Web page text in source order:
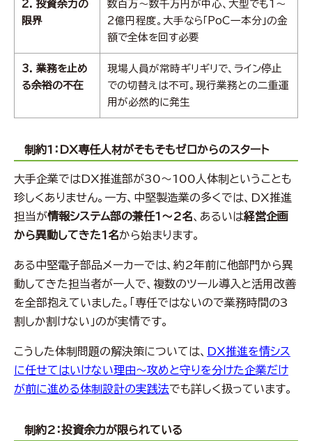
2. 投資余力の
限界
数百万〜数千万円が中心、大型でも1〜
2億円程度。大手なら「PoC一本分」の金
額で全体を回す必要
3. 業務を止め
る余裕の不在
現場人員が常時ギリギリで、ライン停止
での切替えは不可。現行業務との二重運
用が必然的に発生
制約1：DX専任人材がそもそもゼロからのスタート
大手企業ではDX推進部が30〜100人体制ということも
珍しくありません。一方、中堅製造業の多くでは、DX推進
担当が情報システム部の兼任1〜2名、あるいは経営企画
から異動してきた1名から始まります。
ある中堅電子部品メーカーでは、約2年前に他部門から異
動してきた担当者が一人で、複数のツール導入と活用改善
を全部抱えていました。「専任ではないので業務時間の3
割しか割けない」のが実情です。
こうした体制問題の解決策については、 DX推進を情シス
に任せてはいけない理由～攻めと守りを分けた企業だけ
が前に進める体制設計の実践法でも詳しく扱っています。
制約2：投資余力が限られている